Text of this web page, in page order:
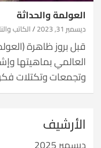
العولمة والحداثة
ديسمبر 31, 2023 الكاتب
قبل بروز ظاهرة
العالمي بماهيتها
وتجمعات وتكتلات
الأرشيف